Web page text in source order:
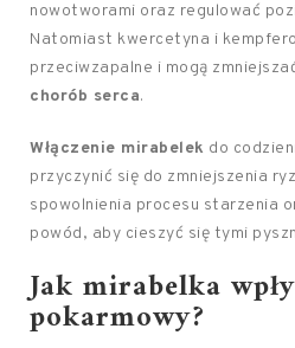
nowotworami oraz regulować
Natomiast kwercetyna i
przeciwzapalne i mogą
chorób serca.
Włączenie mirabelek do
przyczynić się do zmniejszenia
spowolnienia procesu starzenia
powód, aby cieszyć się tymi
Jak mirabelka
pokarmowy?